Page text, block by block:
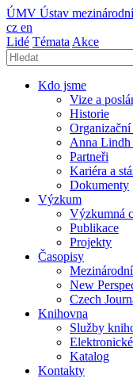
ÚMV Ústav
cz en
Lidé Témata Akce
Kdo jsme
Vize a
Historie
Organizační
Anna Lindh
Partneři
Kariéra a
Dokumenty
Výzkum
Výzkumná
Publikace
Projekty
Časopisy
New
Czech
Knihovna
Služby
Katalog
Kontakty